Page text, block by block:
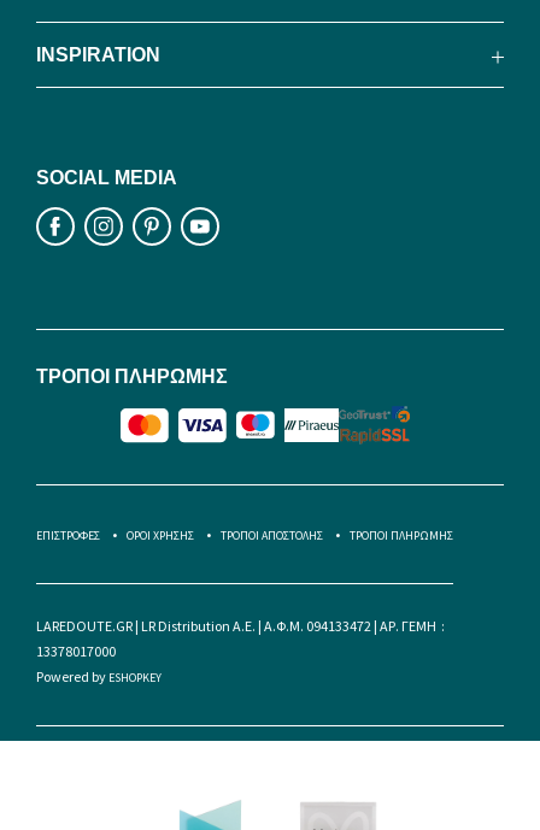
INSPIRATION
ΤΡΟΠΟΙ ΠΛΗΡΩΜΗΣ
SOCIAL MEDIA
ΕΠΙΣΤΡΟΦΕΣ ΟΡΟΙ ΧΡΗΣΗΣ ΤΡΟΠΟΙ ΑΠΟΣΤΟΛΗΣ ΤΡΟΠΟΙ ΠΛΗΡΩΜΗΣ
LAREDOUTE.GR | LR Distribution A.E. | Α.Φ.Μ. 094133472 | ΑΡ. ΓΕΜΗ :
13378017000
Powered by ESHOPKEY